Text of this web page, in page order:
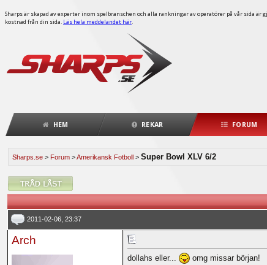
Sharps är skapad av experter inom spelbranschen och alla rankningar av operatörer på vår sida
kostnad från din sida. Läs hela meddelandet här.
HEM REKAR FORUM
Sharps.se > Forum >Amerikansk Fotboll > Super Bowl XLV 6/2
2011-02-06, 23:37
Arch
dollahs eller...
omg missar början!